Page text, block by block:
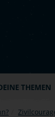
THEMEN